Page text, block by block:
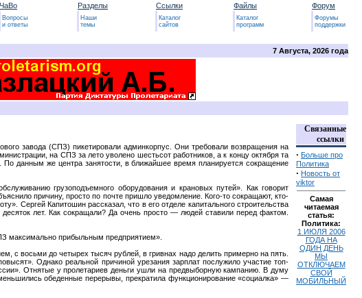
ЧаВо
Вопросы
и ответы
Разделы
Наши
темы
Ссылки
Каталог
сайтов
Файлы
Каталог
программ
Форум
Форумы
поддержки
7 Августа, 2026 года
завода (СПЗ) пикетировали админкорпус. Они требовали возвращения на
на СПЗ за лето уволено шестьсот работников, а к концу октября та
По данным же центра занятости, в ближайшее время планируется сокращение
грузоподъемного оборудования и крановых путей». Как говорит
причину, просто по почте пришло уведомление. Кого-то сокращают, кто-
Сергей Капитошин рассказал, что в его отделе капитального строительства
лет. Как сокращали? Да очень просто — людей ставили перед фактом.
максимально прибыльным предприятием».
с восьми до четырех тысяч рублей, в гривнах надо делить примерно на пять.
Однако реальной причиной урезания зарплат послужило участие топ-
Отнятые у пролетариев деньги ушли на предвыборную кампанию. В думу
обеденные перерывы, прекратила функционирование «социалка» —
Связанные
ссылки
· Больше про
Политика
· Новость от
viktor
Самая
читаемая
статья:
Политика:
1 ИЮЛЯ 2006
ГОДА НА
ОДИН ДЕНЬ
МЫ
ОТКЛЮЧАЕМ
СВОЙ
МОБИЛЬНЫЙ